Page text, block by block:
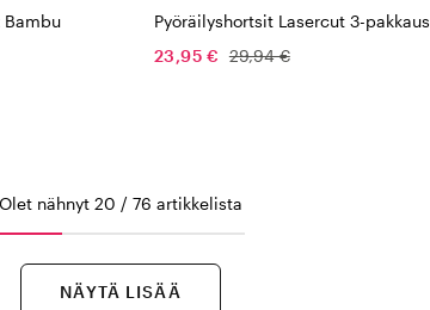
Bambu
Pyöräilyshortsit Lasercut 3-pakkaus
23,95 € 29,94 €
Olet nähnyt 20 / 76 artikkelista
NÄYTÄ LISÄÄ